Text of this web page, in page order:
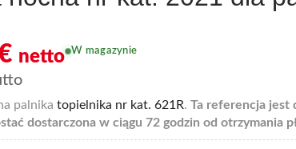
netto W magazynie
palnika topielnika nr kat. 621R. Ta referencja jest
dostarczona w ciągu 72 godzin od otrzymania